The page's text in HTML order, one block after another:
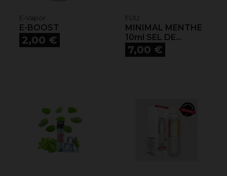
E-Vapor
E-BOOST
Prix
2,00 €
FUU
MINIMAL MENTHE
10ml SEL DE...
Prix
7,00 €